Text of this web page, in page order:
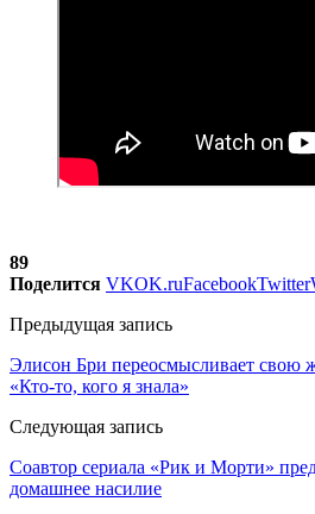
89
Поделится VKOK.ruFacebookTwitter
Предыдущая запись
Элисон Бри переосмысливает свою
«Кто-то, кого я знала»
Следующая запись
Соавтор сериала «Рик и Морти»
домашнее насилие